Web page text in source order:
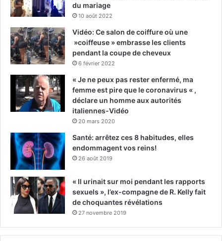
du mariage
10 août 2022
Vidéo: Ce salon de coiffure où une
»coiffeuse » embrasse les clients
pendant la coupe de cheveux
6 février 2022
« Je ne peux pas rester enfermé, ma
femme est pire que le coronavirus « ,
déclare un homme aux autorités
italiennes-Vidéo
20 mars 2020
Santé: arrêtez ces 8 habitudes, elles
endommagent vos reins!
26 août 2019
« Il urinait sur moi pendant les rapports
sexuels », l’ex-compagne de R. Kelly fait
de choquantes révélations
27 novembre 2019